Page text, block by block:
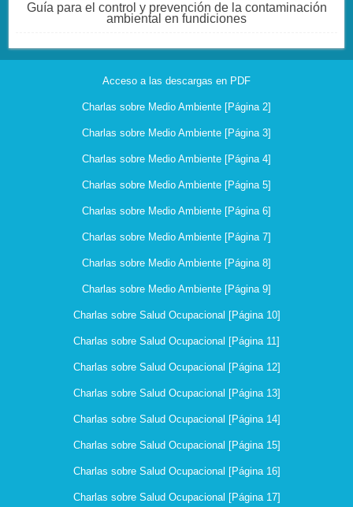
Guía para el control y prevención de la contaminación
ambiental en fundiciones
Acceso a las descargas en PDF
Charlas sobre Medio Ambiente [Página 2]
Charlas sobre Medio Ambiente [Página 3]
Charlas sobre Medio Ambiente [Página 4]
Charlas sobre Medio Ambiente [Página 5]
Charlas sobre Medio Ambiente [Página 6]
Charlas sobre Medio Ambiente [Página 7]
Charlas sobre Medio Ambiente [Página 8]
Charlas sobre Medio Ambiente [Página 9]
Charlas sobre Salud Ocupacional [Página 10]
Charlas sobre Salud Ocupacional [Página 11]
Charlas sobre Salud Ocupacional [Página 12]
Charlas sobre Salud Ocupacional [Página 13]
Charlas sobre Salud Ocupacional [Página 14]
Charlas sobre Salud Ocupacional [Página 15]
Charlas sobre Salud Ocupacional [Página 16]
Charlas sobre Salud Ocupacional [Página 17]